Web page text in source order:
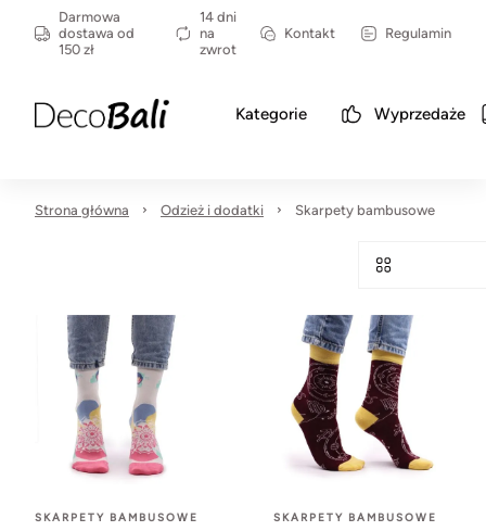
Darmowa
dostawa od
150 zł
14 dni
na
zwrot
Kontakt Regulamin
Kategorie Wyprzedaże
Strona główna Odzież i dodatki Skarpety bambusowe
SKARPETY BAMBUSOWE SKARPETY BAMBUSOWE